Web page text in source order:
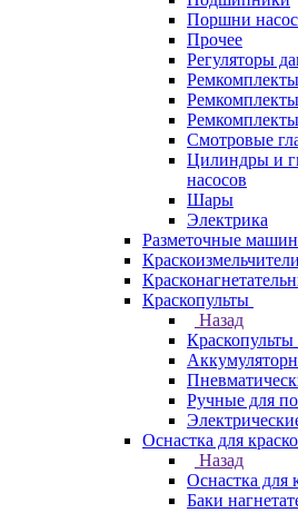
Поршни
Прочее
Регуляторы
Смотровые
Цилиндры и
насосов
Шары
Электрика
Разметочные
Краскоизмельчители
Краскопульты
Назад
Краскопульты
Ручные для
Оснастка для
Назад
Оснастка для
Баки